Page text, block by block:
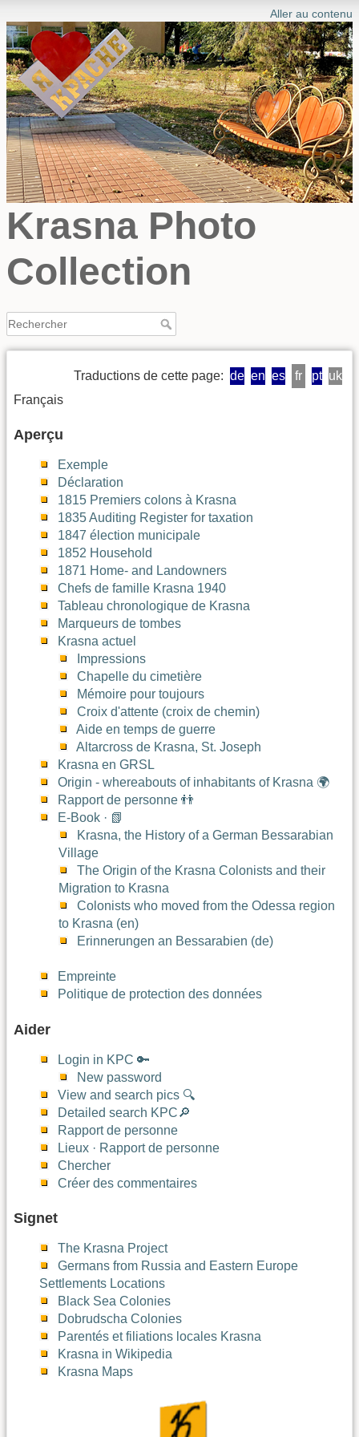
Aller au contenu
Krasna Photo
Collection
Traductions de cette page: de en es fr pt uk
Français
Aperçu
Exemple
Déclaration
1815 Premiers colons à Krasna
1835 Auditing Register for taxation
1847 élection municipale
1852 Household
1871 Home- and Landowners
Chefs de famille Krasna 1940
Tableau chronologique de Krasna
Marqueurs de tombes
Krasna actuel
Impressions
Chapelle du cimetière
Mémoire pour toujours
Croix d'attente (croix de chemin)
Aide en temps de guerre
Altarcross de Krasna, St. Joseph
Krasna en GRSL
Origin - whereabouts of inhabitants of Krasna 🌍
Rapport de personne 👬
E-Book · 📗
Krasna, the History of a German Bessarabian
Village
The Origin of the Krasna Colonists and their
Migration to Krasna
Colonists who moved from the Odessa region
to Krasna (en)
Erinnerungen an Bessarabien (de)
Empreinte
Politique de protection des données
Aider
Login in KPC 🔑
New password
View and search pics 🔍
Detailed search KPC🔎
Rapport de personne
Lieux · Rapport de personne
Chercher
Créer des commentaires
Signet
The Krasna Project
Germans from Russia and Eastern Europe
Settlements Locations
Black Sea Colonies
Dobrudscha Colonies
Parentés et filiations locales Krasna
Krasna in Wikipedia
Krasna Maps